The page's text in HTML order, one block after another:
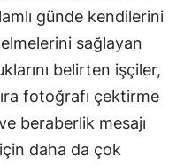
günde kendilerini
sağlayan
belirten işçiler,
fotoğrafı çektirme
beraberlik mesajı
daha da çok